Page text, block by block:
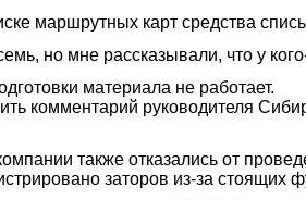
маршрутных карт средства
но мне рассказывали, что у
материала не работает.
комментарий руководителя
также отказались от
заторов из-за стоящих